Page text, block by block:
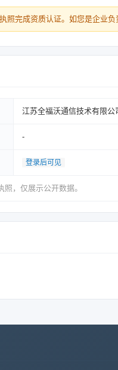
照完成资质认证。如您是企业负
江苏全福沃通信技术有限公
-
登录后可见
，仅展示公开数据。